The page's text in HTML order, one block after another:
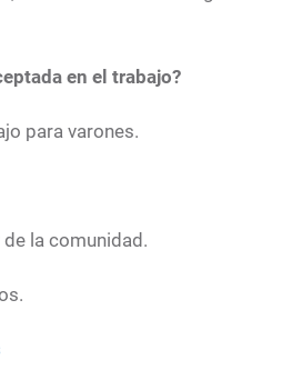
en el trabajo?
para varones.
la comunidad.